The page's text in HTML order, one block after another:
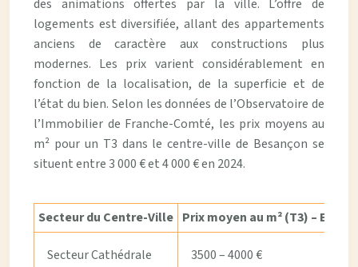
des animations offertes par la ville. L’offre de
logements est diversifiée, allant des appartements
anciens de caractère aux constructions plus
modernes. Les prix varient considérablement en
fonction de la localisation, de la superficie et de
l’état du bien. Selon les données de l’Observatoire de
l’Immobilier de Franche-Comté, les prix moyens au
m² pour un T3 dans le centre-ville de Besançon se
situent entre 3 000 € et 4 000 € en 2024.
Secteur du Centre-Ville Prix moyen au m² (T3) –
Secteur Cathédrale 3500 – 4000 €